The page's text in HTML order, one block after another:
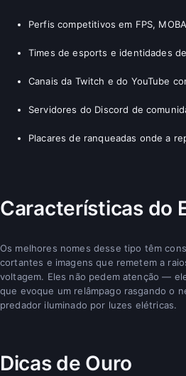
Perfis competitivos em FPS,
Times de esports e identidades
Canais da Twitch e do YouTube
Servidores do Discord de
Placares de ranqueadas onde a
Características do
Os melhores nomes desse tipo têm
cortantes e imagens que remetem a
voltagem. Eles não pedem atenção —
que evoque um relâmpago rasgando o
predador iluminado por luzes elétricas.
Dicas de Ouro